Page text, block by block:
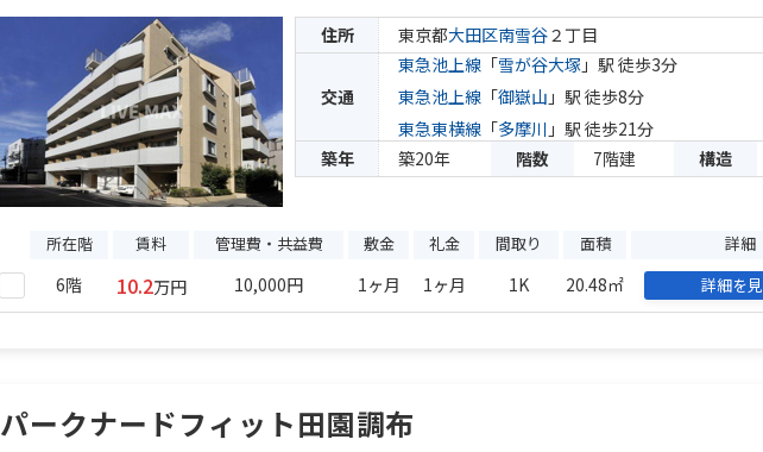
住所 東京都大田区南雪谷２丁目
交通
東急池上線 「雪が谷大塚 」駅 徒歩3分
東急池上線 「御嶽山 」駅 徒歩8分
東急東横線 「多摩川 」駅 徒歩21分
築年
築20年 階数 7階建 構造
所在階 賃料 管理費・共益費 敷金 礼金 間取り 面積 詳細
6階 10.2万円 10,000円 1ヶ月 1ヶ月 1K 20.48㎡ 詳細を
パークナードフィット田園調布